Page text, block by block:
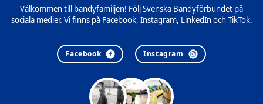
Välkommen till bandyfamiljen! Följ Svenska Bandyförbundet på
sociala medier. Vi finns på Facebook, Instagram, LinkedIn och TikTok.
Facebook Instagram